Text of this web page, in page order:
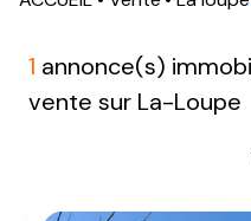
VENDUS
ESTIMATION
ALERTE
1 annonce(s)
vente sur La-Loupe